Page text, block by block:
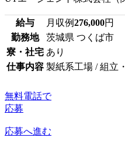
給与 月収例276,000円
勤務地
茨城県 つくば市
寮・社宅 あり
仕事内容 製紙系工場 / 組立
無料電話で
応募
応募へ進む